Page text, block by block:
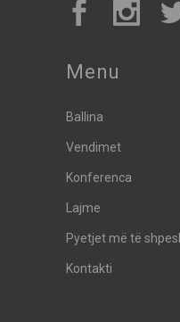
Menu
Ballina
Vendimet
Konferenca
Lajme
Pyetjet më të
Kontakti